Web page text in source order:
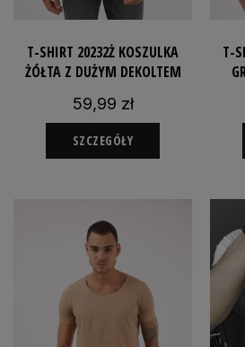
T-SHIRT 20232Ż KOSZULKA
ŻÓŁTA Z DUŻYM DEKOLTEM
59,99 zł
SZCZEGÓŁY
T-